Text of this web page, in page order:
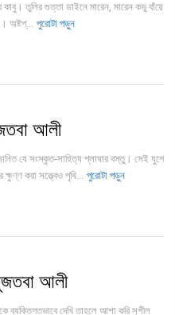
সব কাবু। তুলির গুত্তা ডাইনে মারেন, মারেন কভু বাঁয়ে
অষ্টপ্... পুরোটা পড়ুন
আলী
যে সংস্কৃত-সাহিত্য শ্লাঘার বস্তু। সেই যুগে
ক্ষুণ্ণ করা সত্ত্বেও পৃথি... পুরোটা পড়ুন
আলী
ব্যক্তিগতভাবে দেখি তাহলে আশা করি সুশীল